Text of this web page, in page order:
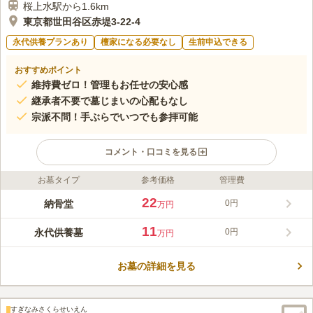
桜上水駅から1.6km
東京都世田谷区赤堤3-22-4
永代供養プランあり 檀家になる必要なし 生前申込できる
おすすめポイント
維持費ゼロ！管理もお任せの安心感
継承者不要で墓じまいの心配もなし
宗派不問！手ぶらでいつでも参拝可能
コメント・口コミを見る
ライフドット編集部のコメント
東京都世田谷区赤堤の静かな住宅街に佇む即法寺は、寛永15年に
グを施した墓地、2026年には時代のニーズに応えた「永代供養
付納骨堂 御守閣」が建立され、時代に寄り添うお参りの形を提
ど3駅から徒歩圏内というアクセスの良さも魅力で、いつでも気
この霊園はまだ誰からも評価されていません。
お墓タイプ 参考価格 管理費
納骨堂 22万円 0円
永代供養墓 11万円 0円
お墓の詳細を見る
すぎなみさくらせいえん